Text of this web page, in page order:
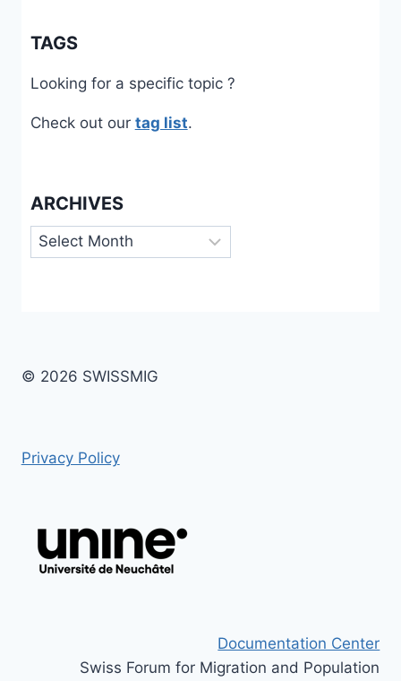
TAGS
Looking for a specific topic ?
Check out our tag list.
ARCHIVES
Archives
© 2026 SWISSMIG
Privacy Policy
Documentation Center
Swiss Forum for Migration and Population